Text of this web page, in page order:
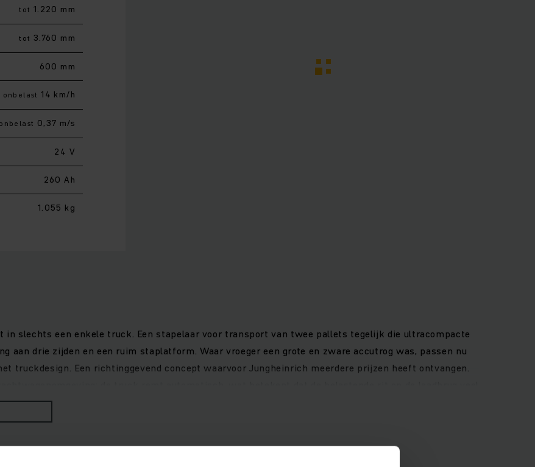
tot 1.220 mm
tot 3.760 mm
600 mm
onbelast 14 km/h
onbelast 0,37 m/s
24 V
260 Ah
1.055 kg
in slechts een enkele truck. Een stapelaar voor transport van twee pallets tegelijk die ultracompacte
aan drie zijden en een ruim staplatform. Waar vroeger een grote en zware accutrog was, passen nu
truckdesign. Een richtinggevend concept waarvoor Jungheinrich meerdere prijzen heeft ontvangen.
vrachtwagens gaat de werklamp automatisch aan wat het opnemen van de pallets
neemt de ERDi met zijn ultracompacte afmetingen zeer weinig ruimte in en blijven de